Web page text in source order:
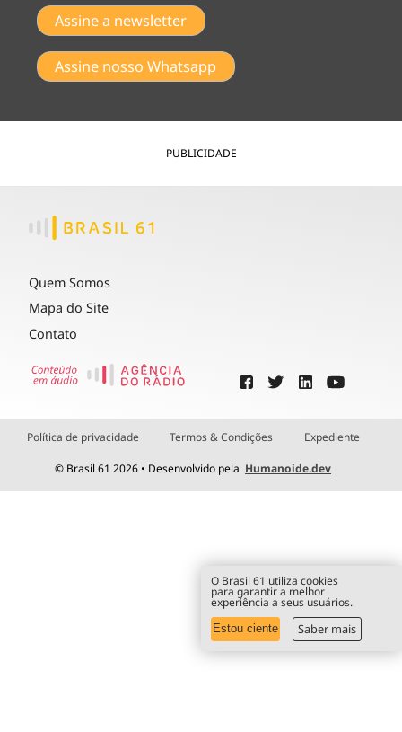
Assine a newsletter
Assine nosso Whatsapp
PUBLICIDADE
Quem Somos
Mapa do Site
Contato
Política de privacidade Termos & Condições Expediente
© Brasil 61 2026 • Desenvolvido pela Humanoide.dev
O Brasil 61 utiliza cookies
para garantir a melhor
experiência a seus usuários.
Estou ciente Saber mais